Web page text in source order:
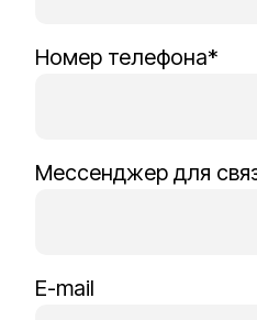
Номер телефона*
Мессенджер для
E-mail